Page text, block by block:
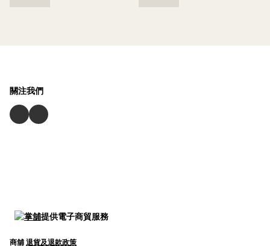
關注我們
提供電子商貿服務
商舖 退貨及退款政策